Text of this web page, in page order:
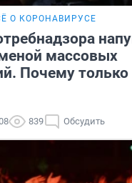
О КОРОНАВИРУСЕ
массовых
Почему только
839 Обсудить